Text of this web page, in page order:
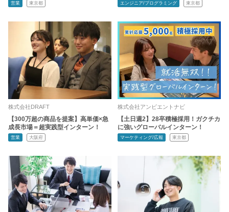
営業 東京都 エンジニア/プログラミング 東京都
株式会社DRAFT
【300万超の商品を提案】高単価×急
成長市場＝超実践型インターン！
営業 大阪府
株式会社アンビエントナビ
【土日週2】28卒積極採用！ガクチカ
に強いグローバルインターン！
マーケティング/広報 東京都